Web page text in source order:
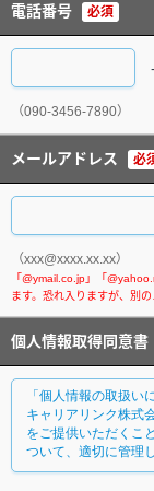
電話番号 必須
-
（090-3456-7890）
メールアドレス 必
（xxx@xxxx.xx.xx）
個人情報取得同意書